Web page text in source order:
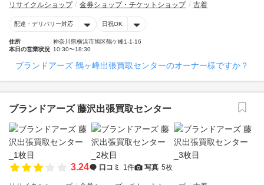
リサイクルショップ 金券ショップ・チケットショップ 古着
配達・デリバリー対応 日祝OK
住所
神奈川県横浜市旭区鶴ケ峰1-1-16
本日の営業状況 10:30〜18:30
ブランドアーズ 鶴ヶ峰出張買取センターのオーナー様ですか？
ブランドアーズ 藤沢出張買取センター
3.24 口コミ 1件 写真 5枚